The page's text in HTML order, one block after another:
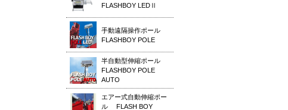
FLASHBOY LEDⅡ
手動遠隔操作ポール
FLASHBOY POLE
半自動型伸縮ポール
FLASHBOY POLE
AUTO
エアー式自動伸縮ポー
ル FLASH BOY